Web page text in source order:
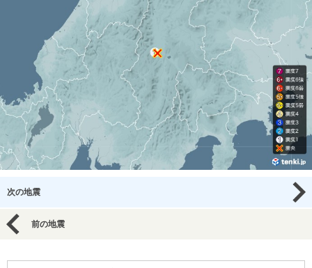
次の地震
前の地震